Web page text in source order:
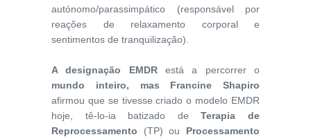
autónomo/parassimpático (responsável por
reações de relaxamento corporal e
sentimentos de tranquilização).
A designação EMDRestá a percorrer o
mundo inteiro, mas Francine Shapiro
afirmou que se tivesse criado o modelo EMDR
hoje, tê-lo-ia batizado deTerapia de
Reprocessamento (TP) ou Processamento